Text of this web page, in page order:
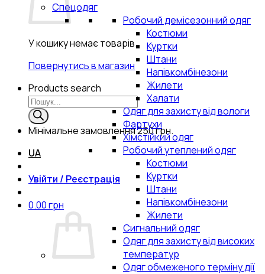
У кошику немає товарів.
Повернутись в магазин
Products search
Мінімальне замовлення250 грн.
UA
Увійти / Реєстрація
0.00грн
Спецодяг
Робочий демісезонний одяг
Костюми
Куртки
Штани
Напівкомбінезони
Жилети
Халати
Одяг для захисту від вологи
Фартухи
Хімстійкий одяг
Робочий утеплений одяг
Костюми
Куртки
Штани
Напівкомбінезони
Жилети
Сигнальний одяг
Одяг для захисту від високих
температур
Одяг обмеженого терміну дії